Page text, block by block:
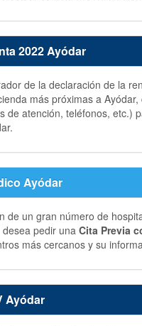
2022 Ayódar
de la declaración de la
más próximas a
de atención, teléfonos, etc.)
Ayódar
de un gran número de
pedir una Cita Previa
más cercanos y su
Ayódar